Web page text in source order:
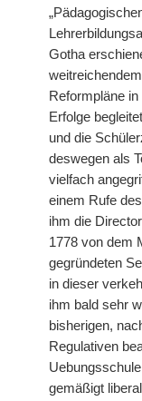
Gotha
Reformpläne
Erfolge
und die
deswegen als
vielfach
einem Rufe
ihm die
1778 von dem
gegründeten
in dieser
ihm bald sehr
bisherigen,
Regulativen
gemäßigt